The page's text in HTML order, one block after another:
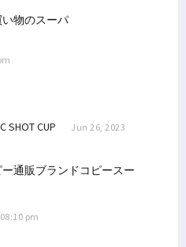
い物のスーパ
SHOT CUP
Jun 26, 2023
通販ブランドコピースー
pm